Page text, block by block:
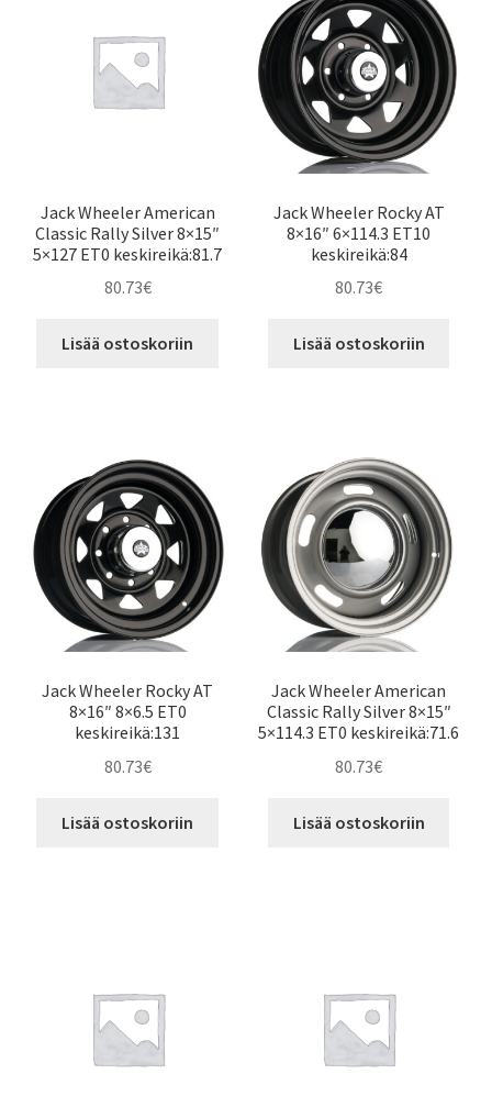
Jack Wheeler American
Classic Rally Silver 8×15″
5×127 ET0 keskireikä:81.7
80.73€
Lisää ostoskoriin
Jack Wheeler Rocky AT
8×16″ 6×114.3 ET10
keskireikä:84
80.73€
Lisää ostoskoriin
Jack Wheeler Rocky AT
8×16″ 8×6.5 ET0
keskireikä:131
80.73€
Lisää ostoskoriin
Jack Wheeler American
Classic Rally Silver 8×15″
5×114.3 ET0 keskireikä:71.6
80.73€
Lisää ostoskoriin